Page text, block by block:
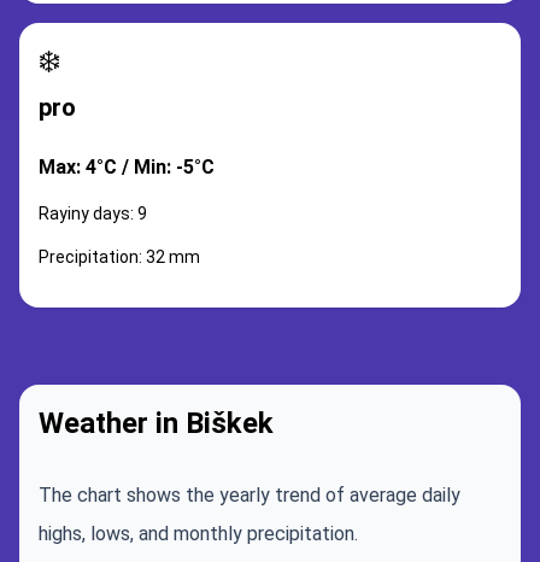
❄️
pro
Max: 4°C / Min: -5°C
Rayiny days: 9
Precipitation: 32 mm
Weather in Biškek
The chart shows the yearly trend of average daily
highs, lows, and monthly precipitation.